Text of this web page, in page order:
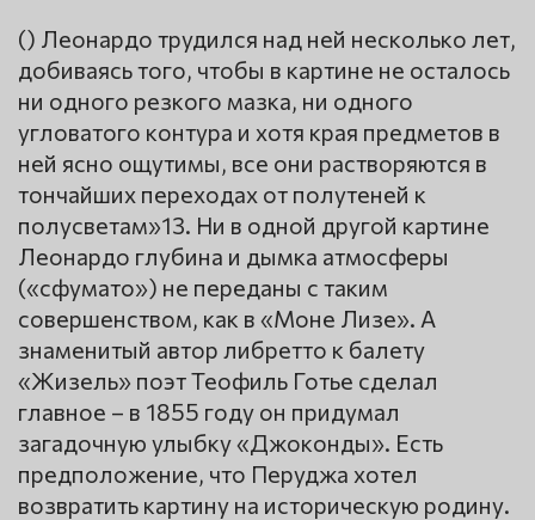
() Леонардо трудился над ней несколько лет,
добиваясь того, чтобы в картине не осталось
ни одного резкого мазка, ни одного
угловатого контура и хотя края предметов в
ней ясно ощутимы, все они растворяются в
тончайших переходах от полутеней к
полусветам»13. Ни в одной другой картине
Леонардо глубина и дымка атмосферы
(«сфумато») не переданы с таким
совершенством, как в «Моне Лизе». А
знаменитый автор либретто к балету
«Жизель» поэт Теофиль Готье сделал
главное – в 1855 году он придумал
загадочную улыбку «Джоконды». Есть
предположение, что Перуджа хотел
возвратить картину на историческую родину.